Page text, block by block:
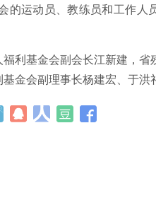
的运动员、教练员和工作人
利基金会副会长江新建，省
金会副理事长杨建宏、于洪